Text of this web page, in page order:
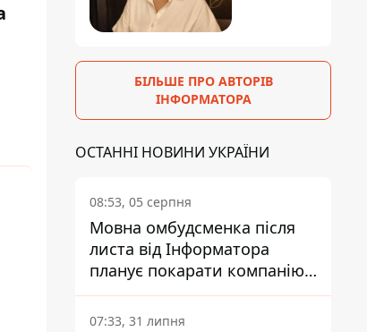
БІЛЬШЕ ПРО АВТОРІВ
ІНФОРМАТОРА
ОСТАННІ НОВИНИ УКРАЇНИ
08:53, 05 серпня
Мовна омбудсменка після
листа від Інформатора
планує покарати компанію-
підрядника ПриватБанку
07:33, 31 липня